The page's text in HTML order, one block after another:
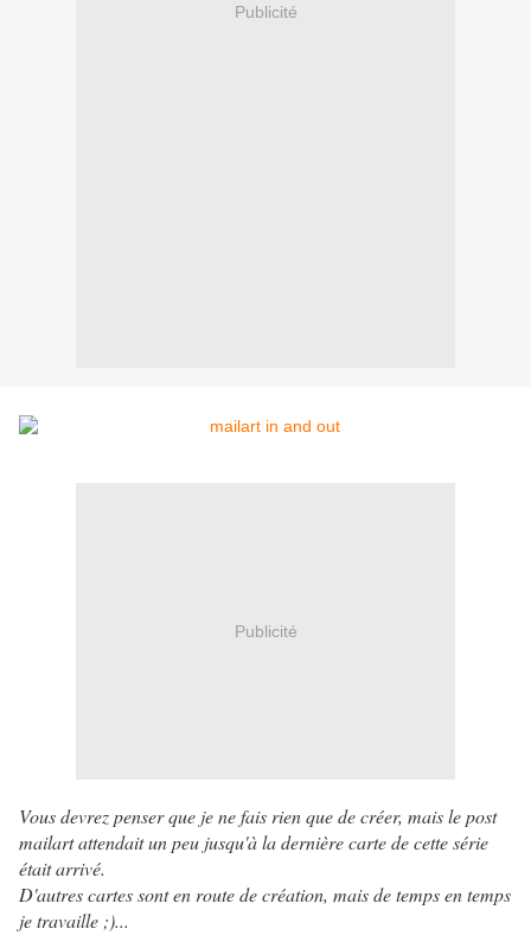
Publicité
Publicité
Vous devrez penser que je ne fais rien que de créer, mais le post
mailart attendait un peu jusqu'à la dernière carte de cette série
était arrivé.
D'autres cartes sont en route de création, mais de temps en temps
je travaille ;)...